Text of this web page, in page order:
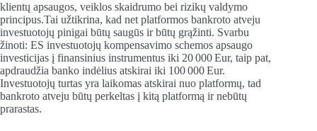
klientų apsaugos, veiklos skaidrumo bei rizikų valdymo
principus.Tai užtikrina, kad net platformos bankroto atveju
investuotojų pinigai būtų saugūs ir būtų grąžinti. Svarbu
žinoti: ES investuotojų kompensavimo schemos apsaugo
investicijas į finansinius instrumentus iki 20 000 Eur, taip pat,
apdraudžia banko indėlius atskirai iki 100 000 Eur.
Investuotojų turtas yra laikomas atskirai nuo platformų, tad
bankroto atveju būtų perkeltas į kitą platformą ir nebūtų
prarastas.